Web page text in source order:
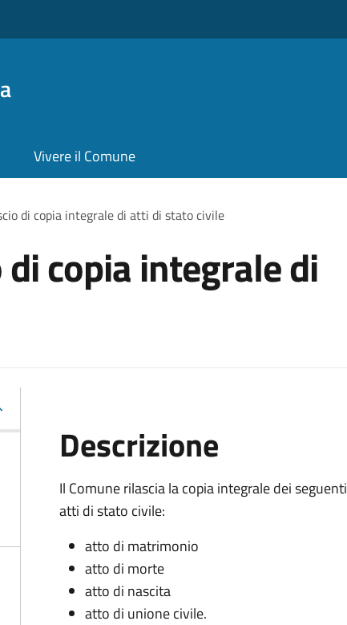
Vivere il Comune
di copia integrale di atti di stato civile
copia integrale di
Descrizione
Il Comune rilascia la copia integrale dei seguenti
atti di stato civile:
atto di matrimonio
atto di morte
atto di nascita
atto di unione civile.